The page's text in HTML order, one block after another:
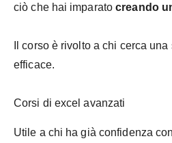
ciò che hai imparatocreando
Il corso è rivolto a chi cerca
efficace.
Corsi di excel avanzati
Utile a chi ha già confidenza